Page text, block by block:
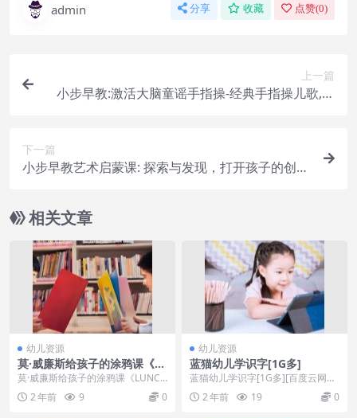
admin 分享 收藏 点赞(0)
上一篇
小步早教:激活大脑童谣手指操-经典手指操儿歌,开
下一篇
小步早教艺术启蒙课: 探索与发现，打开孩子的创造
相关文章
幼儿资源
莫·威廉斯给孩子的涂鸦课《L
UNCH DOODLES with Mo
莫·威廉斯给孩子的涂鸦课《LUNCH
DOODLES with Mo Wille...
2 年前 9 0
幼儿资源
蓝猫幼儿学识字[1G多]
蓝猫幼儿学识字[1G多][百度云网盘]
学汉字难吗？你是不是正为学不好
汉字而苦恼...
2 年前 19 0